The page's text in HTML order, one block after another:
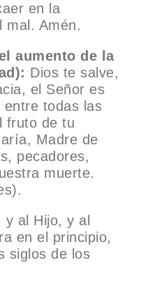
en la
mal. Amén.
aumento de la
Dios te salve,
el Señor es
todas las
fruto de tu
Madre de
pecadores,
muerte.
al Hijo, y al
en el principio,
siglos de los